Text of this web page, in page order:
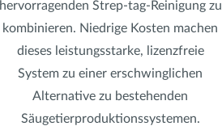
hervorragenden Strep-tag-Reinigung zu
kombinieren. Niedrige Kosten machen
dieses leistungsstarke, lizenzfreie
System zu einer erschwinglichen
Alternative zu bestehenden
Säugetierproduktionssystemen.